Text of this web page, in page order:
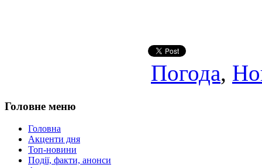
Погода,
Головне меню
Головна
Акценти дня
Топ-новини
Події, факти, анонси